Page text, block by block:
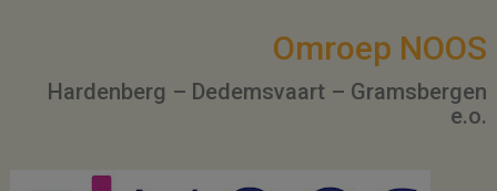
Omroep NOOS
Hardenberg – Dedemsvaart – Gramsbergen
e.o.